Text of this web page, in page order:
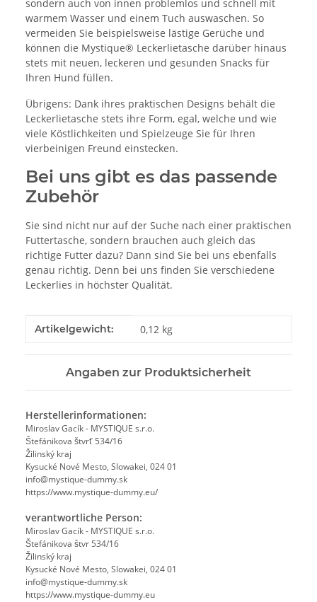
sondern auch von innen problemlos und schnell mit
warmem Wasser und einem Tuch auswaschen. So
vermeiden Sie beispielsweise lästige Gerüche und
können die Mystique® Leckerlietasche darüber hinaus
stets mit neuen, leckeren und gesunden Snacks für
Ihren Hund füllen.
Übrigens: Dank ihres praktischen Designs behält die
Leckerlietasche stets ihre Form, egal, welche und wie
viele Köstlichkeiten und Spielzeuge Sie für Ihren
vierbeinigen Freund einstecken.
Bei uns gibt es das passende
Zubehör
Sie sind nicht nur auf der Suche nach einer praktischen
Futtertasche, sondern brauchen auch gleich das
richtige Futter dazu? Dann sind Sie bei uns ebenfalls
genau richtig. Denn bei uns finden Sie verschiedene
Leckerlies in höchster Qualität.
Produkteigenschaft
Wert
Artikelgewicht: 0,12 kg
Angaben zur Produktsicherheit
Herstellerinformationen:
Miroslav Gacík - MYSTIQUE s.r.o.
Štefánikova štvrť 534/16
Žilinský kraj
Kysucké Nové Mesto, Slowakei, 024 01
info@mystique-dummy.sk
https://www.mystique-dummy.eu/
verantwortliche Person:
Miroslav Gacík - MYSTIQUE s.r.o.
Štefánikova štvr 534/16
Žilinský kraj
Kysucké Nové Mesto, Slowakei, 024 01
info@mystique-dummy.sk
https://www.mystique-dummy.eu